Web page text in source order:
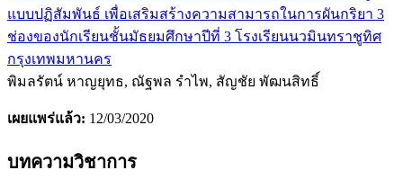
แบบปฏิสัมพันธ์ เพื่อเสริมสร้างความสามารถในการผันกริยา 3
ช่องของนักเรียนชั้นมัธยมศึกษาปีที่ 3 โรงเรียนนวมินทราชูทิศ
กรุงเทพมหานคร
พิมลรัตน์ หาญยุทธ, ณัฐพล รำไพ, สัญชัย พัฒนสิทธิ์
เผยแพร่แล้ว: 12/03/2020
บทความวิชาการ